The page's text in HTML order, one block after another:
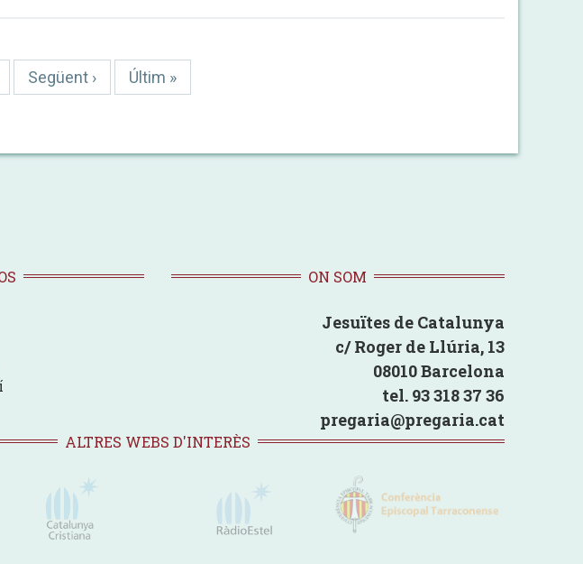
Pàgina
Següent ›
Última
Últim »
ON SOM
Jesuïtes de Catalunya
c/ Roger de Llúria, 13
08010 Barcelona
tel. 93 318 37 36
pregaria@pregaria.cat
ALTRES WEBS D'INTERÈS